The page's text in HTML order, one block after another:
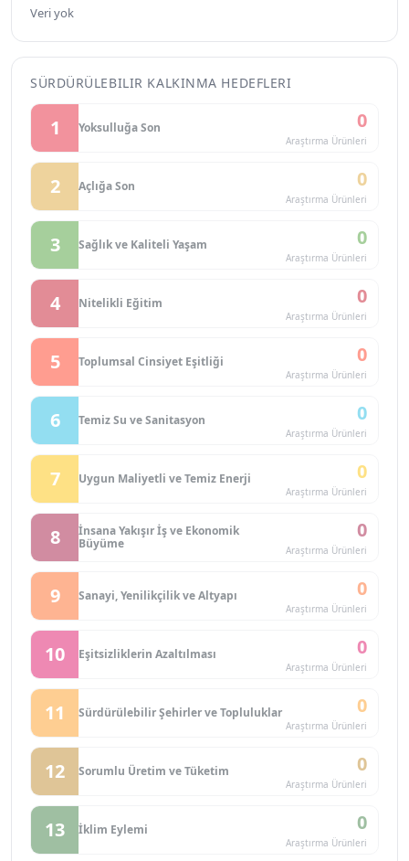
Veri yok
SÜRDÜRÜLEBILIR KALKINMA HEDEFLERI
1 Yoksulluğa Son 0
Araştırma Ürünleri
2 Açlığa Son 0
Araştırma Ürünleri
3 Sağlık ve Kaliteli Yaşam 0
Araştırma Ürünleri
4 Nitelikli Eğitim 0
Araştırma Ürünleri
5 Toplumsal Cinsiyet Eşitliği 0
Araştırma Ürünleri
6 Temiz Su ve Sanitasyon 0
Araştırma Ürünleri
7 Uygun Maliyetli ve Temiz Enerji 0
Araştırma Ürünleri
8
İnsana Yakışır İş ve Ekonomik
Büyüme
0
Araştırma Ürünleri
9 Sanayi, Yenilikçilik ve Altyapı 0
Araştırma Ürünleri
10 Eşitsizliklerin Azaltılması 0
Araştırma Ürünleri
11 Sürdürülebilir Şehirler ve Topluluklar 0
Araştırma Ürünleri
12 Sorumlu Üretim ve Tüketim 0
Araştırma Ürünleri
13 İklim Eylemi 0
Araştırma Ürünleri